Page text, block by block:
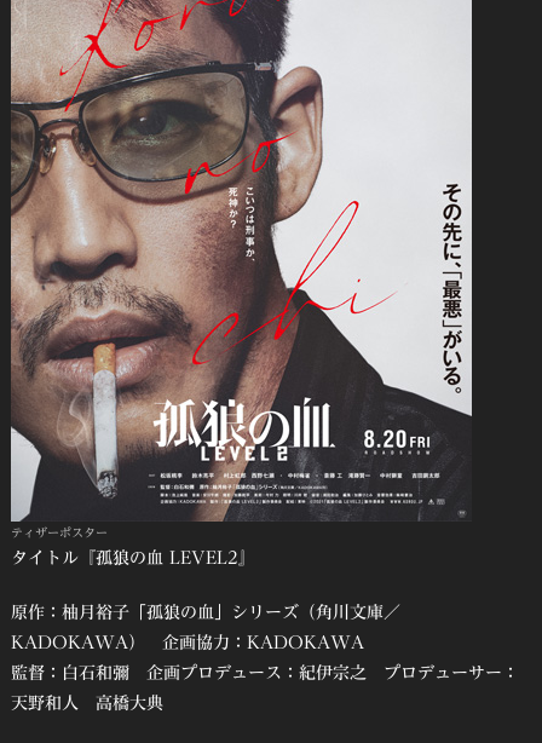
ティザーポスター
タイトル『孤狼の血 LEVEL2』
原作：柚月裕子「孤狼の血」シリーズ（角川文庫／
KADOKAWA） 企画協力：KADOKAWA
監督：白石和彌 企画プロデュース：紀伊宗之 プロデューサー：
天野和人 高橋大典